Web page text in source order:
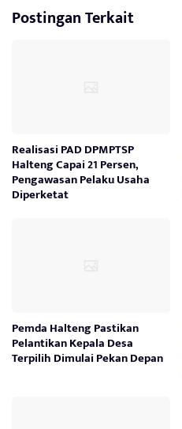
Postingan Terkait
Realisasi PAD DPMPTSP
Halteng Capai 21 Persen,
Pengawasan Pelaku Usaha
Diperketat
Pemda Halteng Pastikan
Pelantikan Kepala Desa
Terpilih Dimulai Pekan Depan